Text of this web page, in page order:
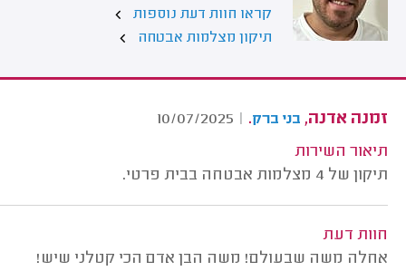
קראו חוות דעת נוספות
תיקון מצלמות אבטחה
זמנה אדנה, בני ברק.
|
10/07/2025
תיאור השירות
תיקון של 4 מצלמות אבטחה בבית פרטי.
חוות דעת
אחלה משה שבעולם! משה הבן אדם הכי קטלני שיש!